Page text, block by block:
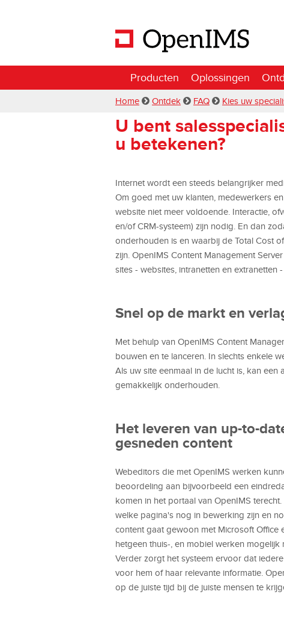
Producten Oplossingen
Home Ontdek FAQ Kies uw
U bent
u betekenen?
Internet wordt een steeds belangrijker
Om goed met uw klanten, medewerkers
website niet meer voldoende. Interactie,
en/of CRM-systeem) zijn nodig. En dan
onderhouden is en waarbij de Total Cost
zijn. OpenIMS Content Management
sites - websites, intranetten en extranetten
Snel op de markt en
Met behulp van OpenIMS Content
bouwen en te lanceren. In slechts enkele
Als uw site eenmaal in de lucht is, kan
gemakkelijk onderhouden.
Het leveren van up-to-
gesneden content
Webeditors die met OpenIMS werken
beoordeling aan bijvoorbeeld een
komen in het portaal van OpenIMS
welke pagina's nog in bewerking zijn en
content gaat gewoon met Microsoft Office
hetgeen thuis-, en mobiel werken mogelijk
Verder zorgt het systeem ervoor dat
voor hem of haar relevante informatie.
op de juiste tijd bij de juiste mensen te